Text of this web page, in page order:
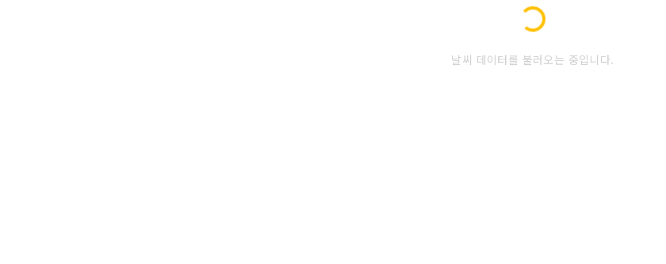
Loading...
날씨 데이터를 불러오는 중입니다.